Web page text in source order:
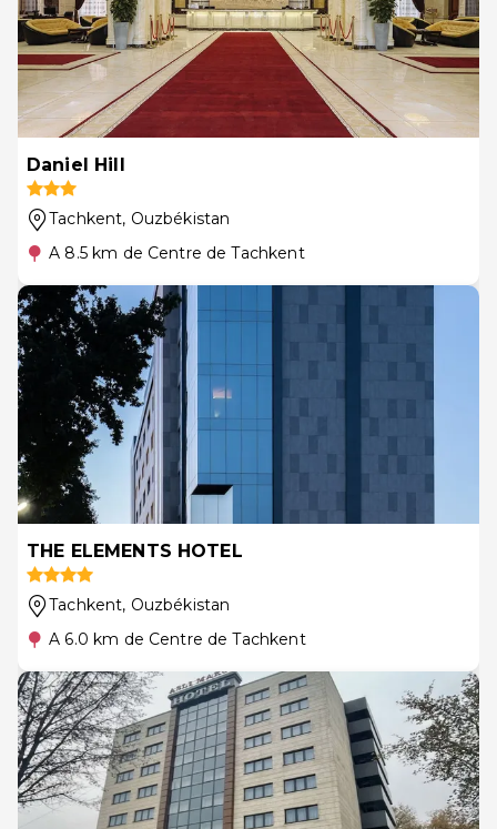
Daniel Hill
Tachkent, Ouzbékistan
A 8.5 km de Centre de Tachkent
THE ELEMENTS HOTEL
Tachkent, Ouzbékistan
A 6.0 km de Centre de Tachkent